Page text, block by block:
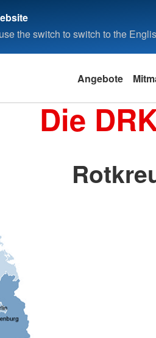
the switch to switch to the
Angebote
Die